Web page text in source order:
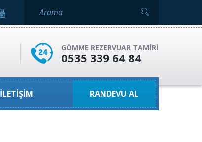
GÖMME REZERVUAR TAMIRI
0535 339 64 84
İLETIŞIM RANDEVU AL